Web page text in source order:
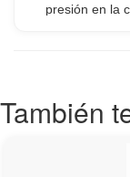
También